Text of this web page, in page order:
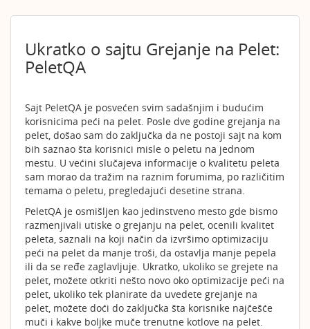
Ukratko o sajtu Grejanje na Pelet:
PeletQA
Sajt PeletQA je posvećen svim sadašnjim i budućim
korisnicima peći na pelet. Posle dve godine grejanja na
pelet, došao sam do zaključka da ne postoji sajt na kom
bih saznao šta korisnici misle o peletu na jednom
mestu. U većini slučajeva informacije o kvalitetu peleta
sam morao da tražim na raznim forumima, po različitim
temama o peletu, pregledajući desetine strana.
PeletQA je osmišljen kao jedinstveno mesto gde bismo
razmenjivali utiske o grejanju na pelet, ocenili kvalitet
peleta, saznali na koji način da izvršimo optimizaciju
peći na pelet da manje troši, da ostavlja manje pepela
ili da se ređe zaglavljuje. Ukratko, ukoliko se grejete na
pelet, možete otkriti nešto novo oko optimizacije peći na
pelet, ukoliko tek planirate da uvedete grejanje na
pelet, možete doći do zaključka šta korisnike najčešće
muči i kakve boljke muče trenutne kotlove na pelet.